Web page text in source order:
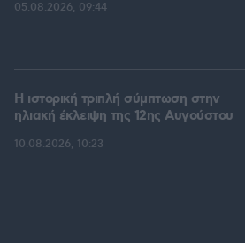
05.08.2026, 09:44
Η ιστορική τριπλή σύμπτωση στην
ηλιακή έκλειψη της 12ης Αυγούστου
10.08.2026, 10:23